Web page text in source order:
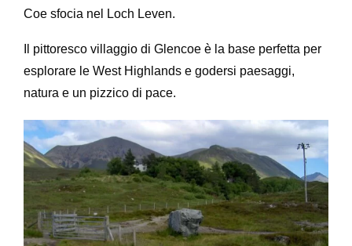
Coe sfocia nel Loch Leven.
Il pittoresco villaggio di Glencoe è la base perfetta per
esplorare le West Highlands e godersi paesaggi,
natura e un pizzico di pace.